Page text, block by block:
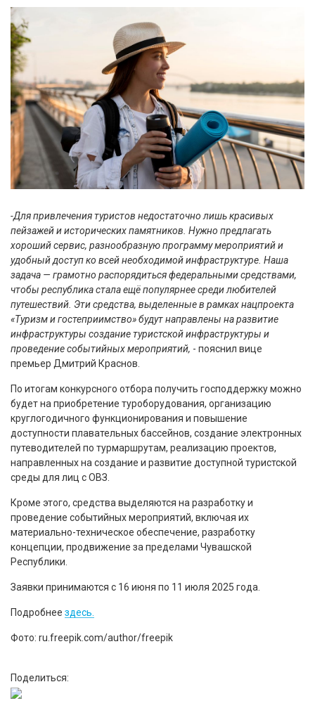
-Для привлечения туристов недостаточно лишь красивых
пейзажей и исторических памятников. Нужно предлагать
хороший сервис, разнообразную программу мероприятий и
удобный доступ ко всей необходимой инфраструктуре. Наша
задача — грамотно распорядиться федеральными средствами,
чтобы республика стала ещё популярнее среди любителей
путешествий. Эти средства, выделенные в рамках нацпроекта
«Туризм и гостеприимство» будут направлены на развитие
инфраструктуры создание туристской инфраструктуры и
проведение событийных мероприятий, - пояснил вице
премьер Дмитрий Краснов.
По итогам конкурсного отбора получить господдержку можно
будет на приобретение туроборудования, организацию
круглогодичного функционирования и повышение
доступности плавательных бассейнов, создание электронных
путеводителей по турмаршрутам, реализацию проектов,
направленных на создание и развитие доступной туристской
среды для лиц с ОВЗ.
Кроме этого, средства выделяются на разработку и
проведение событийных мероприятий, включая их
материально-техническое обеспечение, разработку
концепции, продвижение за пределами Чувашской
Республики.
Заявки принимаются с 16 июня по 11 июля 2025 года.
Подробнее здесь.
Фото: ru.freepik.com/author/freepik
Поделиться: